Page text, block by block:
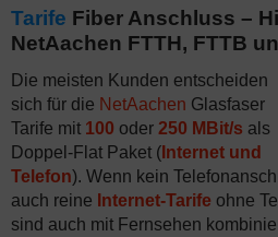
Tarife Fiber Anschluss –
NetAachen FTTH, FTTB
Die meisten Kunden entscheiden
sich für die NetAachen Glasfaser
Tarife mit 100 oder 250 MBit/s als
Doppel-Flat Paket ( Internet und
Telefon). Wenn kein
auch reine Internet-Tarife ohne
sind auch mit Fernsehen